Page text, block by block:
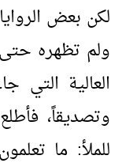
لكن بعض
ولم تظهره
العالية التي
وتصديقاً،
للملأ: ما